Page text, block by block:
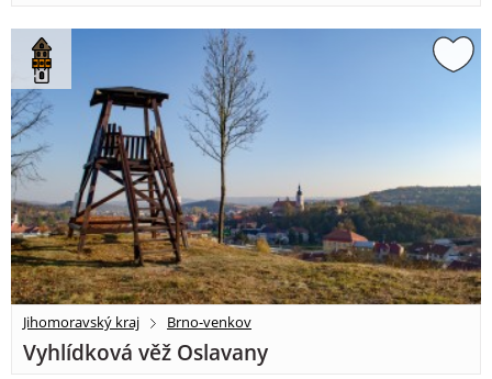
Jihomoravský kraj Brno-venkov
Vyhlídková věž Oslavany